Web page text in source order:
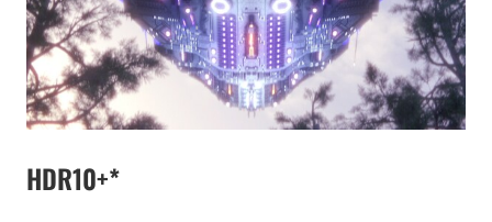
HDR10+*